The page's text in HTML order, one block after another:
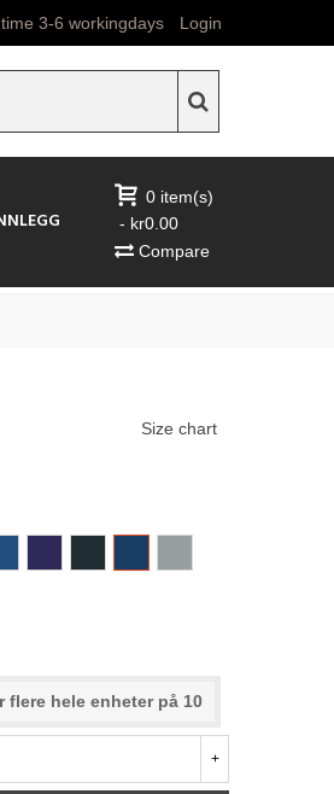
3-6 workingdays Login
0 item(s)
- kr0.00
Compare
Size chart
flere hele enheter på 10
+